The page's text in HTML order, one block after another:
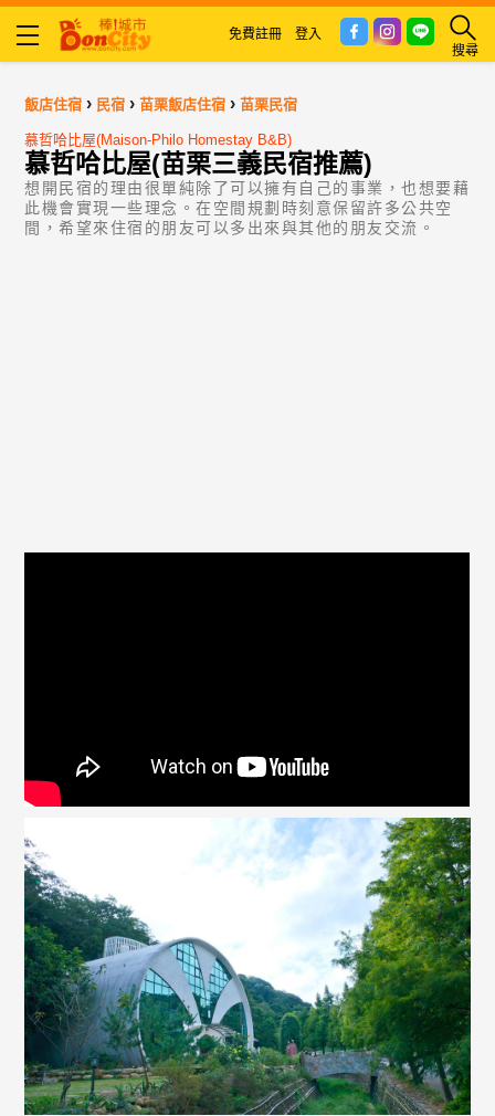
搜尋
免費註冊 登入
飯店住宿 › 民宿 ›苗栗飯店住宿 ›苗栗民宿
慕哲哈比屋(Maison-Philo Homestay B&B)
慕哲哈比屋(苗栗三義民宿推薦)
想開民宿的理由很單純除了可以擁有自己的事業，也想要藉
此機會實現一些理念。在空間規劃時刻意保留許多公共空
間，希望來住宿的朋友可以多出來與其他的朋友交流。